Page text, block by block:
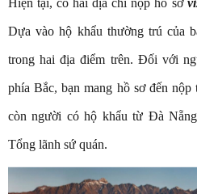
Hiện tại, có hai địa chỉ nộp hồ sơ
Dựa vào hộ khẩu thường trú của
trong hai địa điểm trên. Đối với
phía Bắc, bạn mang hồ sơ đến
còn người có hộ khẩu từ Đà
Tổng lãnh sứ quán.